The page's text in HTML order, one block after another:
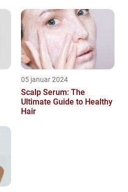
ansigt er en vigtig de...
05 januar 2024
Scalp Serum: The
Ultimate Guide to Healthy
Hair